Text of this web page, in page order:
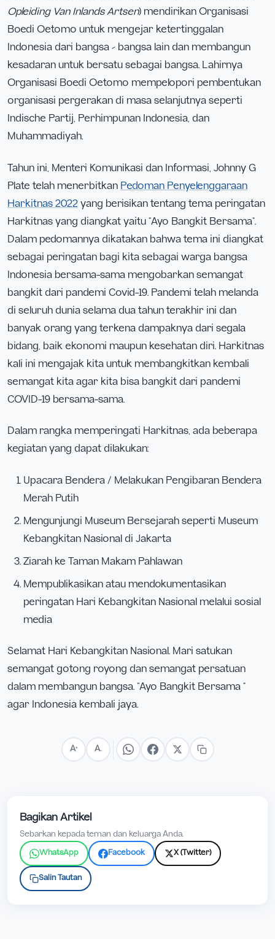
Opleiding Van Inlands Artsen) mendirikan Organisasi
Boedi Oetomo untuk mengejar ketertinggalan
Indonesia dari bangsa – bangsa lain dan membangun
kesadaran untuk bersatu sebagai bangsa. Lahirnya
Organisasi Boedi Oetomo mempelopori pembentukan
organisasi pergerakan di masa selanjutnya seperti
Indische Partij, Perhimpunan Indonesia, dan
Muhammadiyah.
Tahun ini, Menteri Komunikasi dan Informasi, Johnny G
Plate telah menerbitkan Pedoman Penyelenggaraan
Harkitnas 2022 yang berisikan tentang tema peringatan
Harkitnas yang diangkat yaitu “Ayo Bangkit Bersama”.
Dalam pedomannya dikatakan bahwa tema ini diangkat
sebagai peringatan bagi kita sebagai warga bangsa
Indonesia bersama-sama mengobarkan semangat
bangkit dari pandemi Covid-19. Pandemi telah melanda
di seluruh dunia selama dua tahun terakhir ini dan
banyak orang yang terkena dampaknya dari segala
bidang, baik ekonomi maupun kesehatan diri. Harkitnas
kali ini mengajak kita untuk membangkitkan kembali
semangat kita agar kita bisa bangkit dari pandemi
COVID-19 bersama-sama.
Dalam rangka memperingati Harkitnas, ada beberapa
kegiatan yang dapat dilakukan:
Upacara Bendera / Melakukan Pengibaran Bendera
Merah Putih
Mengunjungi Museum Bersejarah seperti Museum
Kebangkitan Nasional di Jakarta
Ziarah ke Taman Makam Pahlawan
Mempublikasikan atau mendokumentasikan
peringatan Hari Kebangkitan Nasional melalui sosial
media
Selamat Hari Kebangkitan Nasional. Mari satukan
semangat gotong royong dan semangat persatuan
dalam membangun bangsa. “Ayo Bangkit Bersama ”
agar Indonesia kembali jaya.
A+ A−
Bagikan Artikel
Sebarkan kepada teman dan keluarga Anda.
WhatsApp Facebook X (Twitter)
Salin Tautan